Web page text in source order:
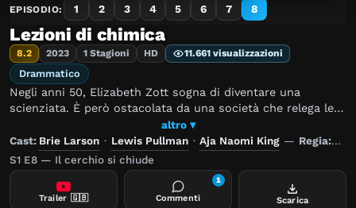
EPISODIO: 1 2 3 4 5 6 7 8
Lezioni di chimica
8.2 2023 1 Stagioni HD 11.661 visualizzazioni
Drammatico
Negli anni 50, Elizabeth Zott sogna di diventare una
scienziata. È però ostacolata da una società che relega le
donne alla sfera domestica. Accetta di lavorare in TV ad
uno show culinario, con l'intenzione di insegnare ad una
nazione di casalinghe trascurate molto più di qualche
ricetta.
altro ▾
Cast: Brie Larson · Lewis Pullman · Aja Naomi King — Regia:
S1 E8 — Il cerchio si chiude
Trailer 🇬🇧 Commenti
1
Scarica